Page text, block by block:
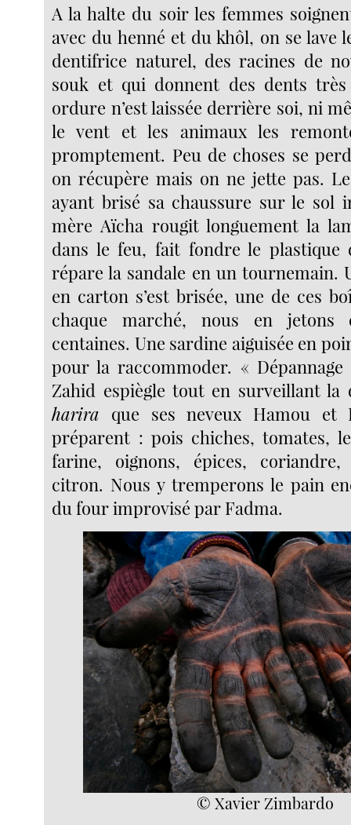
A la halte du soir les femmes
avec du henné et du khôl, on se lave
dentifrice naturel, des racines de
souk et qui donnent des dents très
ordure n’est laissée derrière soi, ni
le vent et les animaux les
promptement. Peu de choses se
on récupère mais on ne jette pas.
ayant brisé sa chaussure sur le sol
mère Aïcha rougit longuement la
dans le feu, fait fondre le plastique
répare la sandale en un tournemain.
en carton s’est brisée, une de ces
chaque marché, nous en jetons
centaines. Une sardine aiguisée en
pour la raccommoder. « Dépannage
Zahid espiègle tout en surveillant la
harira que ses neveux Hamou et
préparent : pois chiches, tomates,
farine, oignons, épices,
citron. Nous y tremperons le pain
du four improvisé par Fadma.
© Xavier Zimbardo